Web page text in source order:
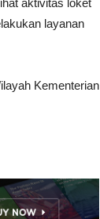
aktivitas loket
layanan
Kementerian